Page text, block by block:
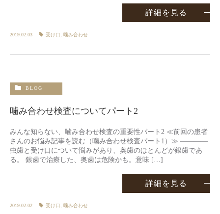
詳細を見る
2019.02.03 受け口 噛み合わせ
BLOG
噛み合わせ検査についてパート2
みんな知らない、噛み合わせ検査の重要性パート2 ≪前回の患者
さんのお悩み記事を読む（噛み合わせ検査パート1）≫ ————
虫歯と受け口について悩みがあり、奥歯のほとんどが銀歯であ
る。 銀歯で治療した、奥歯は危険かも。意味 […]
詳細を見る
2019.02.02 受け口 噛み合わせ